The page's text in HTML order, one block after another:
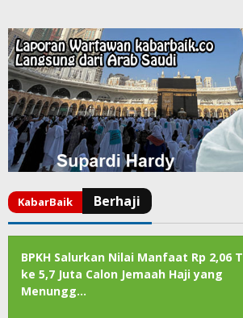
BPKH Salurkan Nilai Manfaat Rp 2,06 T
ke 5,7 Juta Calon Jemaah Haji yang
Menungg…